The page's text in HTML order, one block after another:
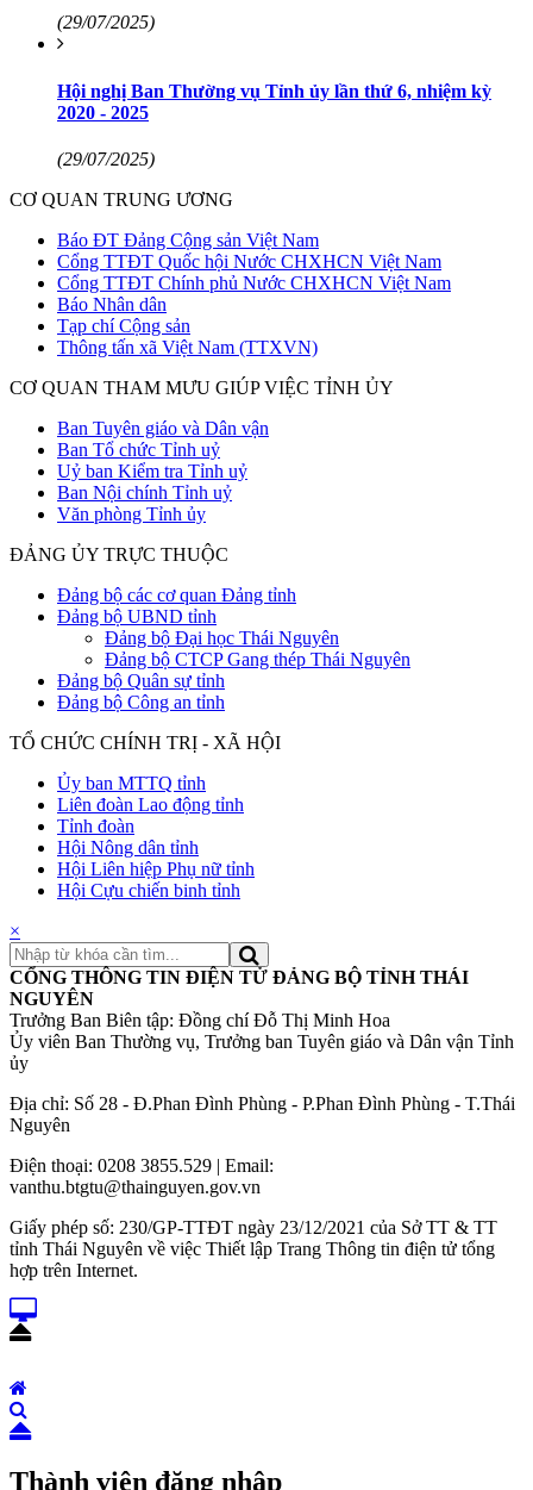
(29/07/2025)
Hội nghị Ban Thường vụ Tỉnh ủy lần thứ 6, nhiệm kỳ
2020 - 2025
(29/07/2025)
CƠ QUAN TRUNG ƯƠNG
Báo ĐT Đảng Cộng sản Việt Nam
Cổng TTĐT Quốc hội Nước CHXHCN Việt Nam
Cổng TTĐT Chính phủ Nước CHXHCN Việt Nam
Báo Nhân dân
Tạp chí Cộng sản
Thông tấn xã Việt Nam (TTXVN)
CƠ QUAN THAM MƯU GIÚP VIỆC TỈNH ỦY
Ban Tuyên giáo và Dân vận
Ban Tổ chức Tỉnh uỷ
Uỷ ban Kiểm tra Tỉnh uỷ
Ban Nội chính Tỉnh uỷ
Văn phòng Tỉnh ủy
ĐẢNG ỦY TRỰC THUỘC
Đảng bộ các cơ quan Đảng tỉnh
Đảng bộ UBND tỉnh
Đảng bộ Đại học Thái Nguyên
Đảng bộ CTCP Gang thép Thái Nguyên
Đảng bộ Quân sự tỉnh
Đảng bộ Công an tỉnh
TỔ CHỨC CHÍNH TRỊ - XÃ HỘI
Ủy ban MTTQ tỉnh
Liên đoàn Lao động tỉnh
Tỉnh đoàn
Hội Nông dân tỉnh
Hội Liên hiệp Phụ nữ tỉnh
Hội Cựu chiến binh tỉnh
×
CỔNG THÔNG TIN ĐIỆN TỬ ĐẢNG BỘ TỈNH THÁI
NGUYÊN
Trưởng Ban Biên tập: Đồng chí Đỗ Thị Minh Hoa
Ủy viên Ban Thường vụ, Trưởng ban Tuyên giáo và Dân vận Tỉnh
ủy
Địa chỉ: Số 28 - Đ.Phan Đình Phùng - P.Phan Đình Phùng - T.Thái
Nguyên
Điện thoại: 0208 3855.529 | Email:
vanthu.btgtu@thainguyen.gov.vn
Giấy phép số: 230/GP-TTĐT ngày 23/12/2021 của Sở TT & TT
tỉnh Thái Nguyên về việc Thiết lập Trang Thông tin điện tử tổng
hợp trên Internet.
Thành viên đăng nhập